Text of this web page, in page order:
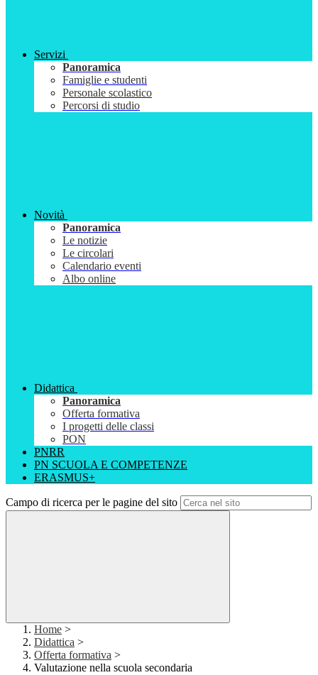
Servizi
Panoramica
Famiglie e studenti
Personale scolastico
Percorsi di studio
Novità
Panoramica
Le notizie
Le circolari
Calendario eventi
Albo online
Didattica
Panoramica
Offerta formativa
I progetti delle classi
PON
PNRR
PN SCUOLA E COMPETENZE
ERASMUS+
Campo di ricerca per le pagine del sito
Home >
Didattica >
Offerta formativa >
Valutazione nella scuola secondaria